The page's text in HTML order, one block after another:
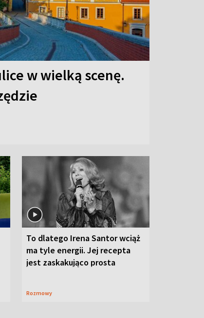
w wielką scenę.
To dlatego Irena Santor wciąż
ma tyle energii. Jej recepta
jest zaskakująco prosta
Rozmowy